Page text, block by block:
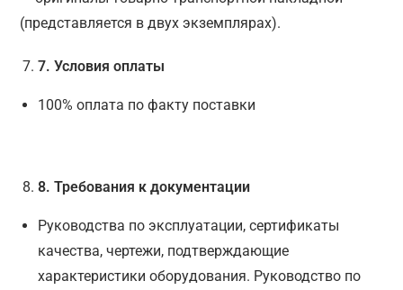
(представляется в двух экземплярах).
7. Условия оплаты
100% оплата по факту поставки
8. Требования к документации
Руководства по эксплуатации, сертификаты
качества, чертежи, подтверждающие
характеристики оборудования. Руководство по